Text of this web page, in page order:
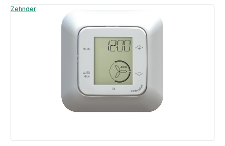
Zehnder
Bildergalerie überspringen